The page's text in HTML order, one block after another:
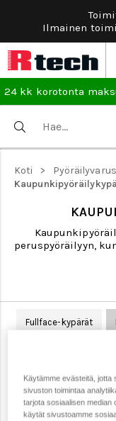
Ilmainen
24 kk korotonta
Koti >
peruspyöräilyyn,
Fullface-kypärät
Käytämme evästeitä, jotta
sivuston toimintaa
tarjota sosiaalisen median
käytät sivustoamme